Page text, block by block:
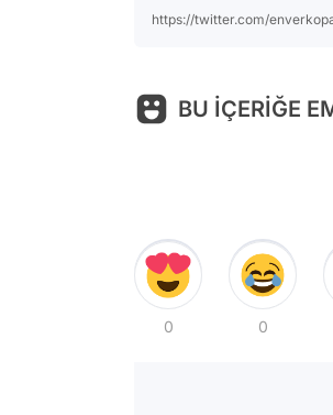
https://twitter.com/
BU İÇERİĞE
0 0